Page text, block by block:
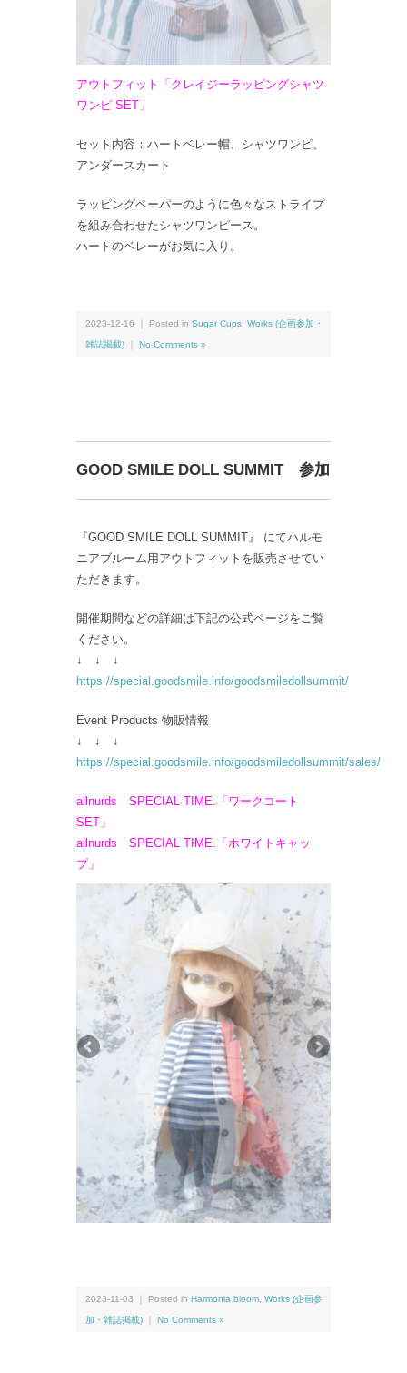
アウトフィット「クレイジーラッピングシャツ
ワンピ SET」
セット内容：ハートベレー帽、シャツワンピ、
アンダースカート
ラッピングペーパーのように色々なストライプ
を組み合わせたシャツワンピース。
ハートのベレーがお気に入り。
2023-12-16 ｜ Posted in Sugar Cups Works (企画参加・
雑誌掲載) No Comments »
GOOD SMILE DOLL SUMMIT 参加
『GOOD SMILE DOLL SUMMIT』 にてハルモ
ニアブルーム用アウトフィットを販売させてい
ただきます。
開催期間などの詳細は下記の公式ページをご覧
ください。
↓ ↓ ↓
https://special.goodsmile.info/goodsmiledollsummit/
Event Products 物販情報
↓ ↓ ↓
https://special.goodsmile.info/goodsmiledollsummit/sales/
allnurds SPECIAL TIME.「ワークコート
SET」
allnurds SPECIAL TIME.「ホワイトキャッ
プ」
2023-11-03 ｜ Posted in Harmonia bloom Works (企画参
加・雑誌掲載) No Comments »